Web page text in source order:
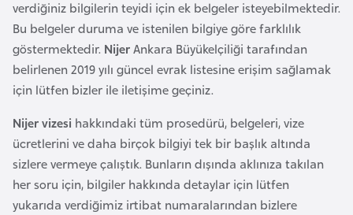
verdiğiniz bilgilerin teyidi için ek belgeler isteyebilmektedir.
Bu belgeler duruma ve istenilen bilgiye göre farklılık
göstermektedir. NijerAnkara Büyükelçiliği tarafından
belirlenen 2019 yılı güncel evrak listesine erişim sağlamak
için lütfen bizler ile iletişime geçiniz.
Nijer vizesi hakkındaki tüm prosedürü, belgeleri, vize
ücretlerini ve daha birçok bilgiyi tek bir başlık altında
sizlere vermeye çalıştık. Bunların dışında aklınıza takılan
her soru için, bilgiler hakkında detaylar için lütfen
yukarıda verdiğimiz irtibat numaralarından bizlere
m
u
y
e
t
i